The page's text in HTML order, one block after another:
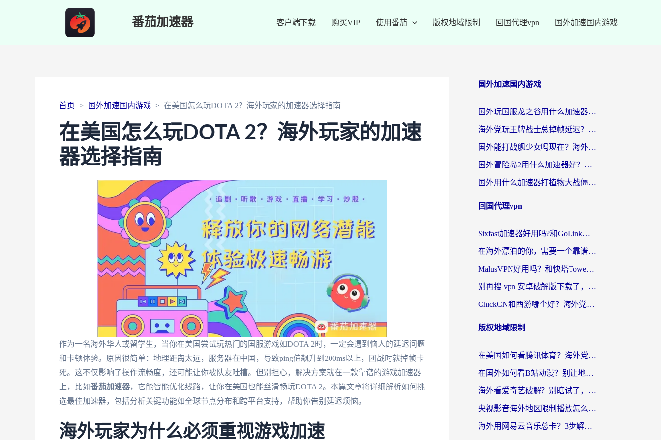
番茄加速器 客户端下载 购买VIP 使用番茄 版权地域限制 回国代理vpn 国外加速国内游戏
首页 国外加速国内游戏 在美国怎么玩DOTA 2？海外玩家的加速器选择指南
在美国怎么玩DOTA 2？海外玩家的加速
器选择指南
作为一名海外华人或留学生，当你在美国尝试玩热门的国服游戏如DOTA 2时，一定会遇到恼人的延迟问题
和卡顿体验。原因很简单：地理距离太远，服务器在中国，导致ping值飙升到200ms以上，团战时就掉帧卡
死。这不仅影响了操作流畅度，还可能让你被队友吐槽。但别担心，解决方案就在一款靠谱的游戏加速器
上，比如番茄加速器，它能智能优化线路，让你在美国也能丝滑畅玩DOTA 2。本篇文章将详细解析如何挑
选最佳加速器，包括分析关键功能如全球节点分布和跨平台支持，帮助你告别延迟烦恼。
海外玩家为什么必须重视游戏加速
国外加速国内游戏
国外玩国服龙之谷用什么加速器最好？一份给海外游子的终极指南
海外党玩王牌战士总掉帧延迟？这份王牌战士延迟加速器终极指南救你命
国外能打战舰少女吗现在？海外玩家的国服游戏加速终极指南
国外冒险岛2用什么加速器好？海外党国服游戏畅玩全攻略（附鸣潮哈利波特加速技巧）
国外用什么加速器打植物大战僵尸好？海外党国服游戏加速终极指南
回国代理vpn
Sixfast加速器好用吗?和GoLink加速器对比哪个回国效果更好?海外党亲测实用指南
在海外漂泊的你，需要一个靠谱的“回国机场”
MalusVPN好用吗？和快塔TowerFastVPN对比哪个回国效果更好？海外党亲测实用指南
别再搜 vpn 安卓破解版下载了，海外党回国上网的正确姿势在这里
ChickCN和西游哪个好？海外党2026亲测回国加速器选择指南（附expressvpn中国对比）
版权地域限制
在美国如何看腾讯体育？海外党解锁NBA欧洲杯直播的终极攻略
在国外如何看B站动漫？别让地区限制打断你的追番节奏
海外看爱奇艺破解？别瞎试了，这才是留学生华人追剧看球的正确打开方式
央视影音海外地区限制播放怎么办？海外党亲测有效的回国加速指南
海外用网易云音乐总卡？3步解决版权限制+卡顿，还能听喜马拉雅！